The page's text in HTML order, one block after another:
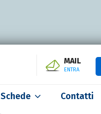
MAIL
ENTRA
Schede Contatti